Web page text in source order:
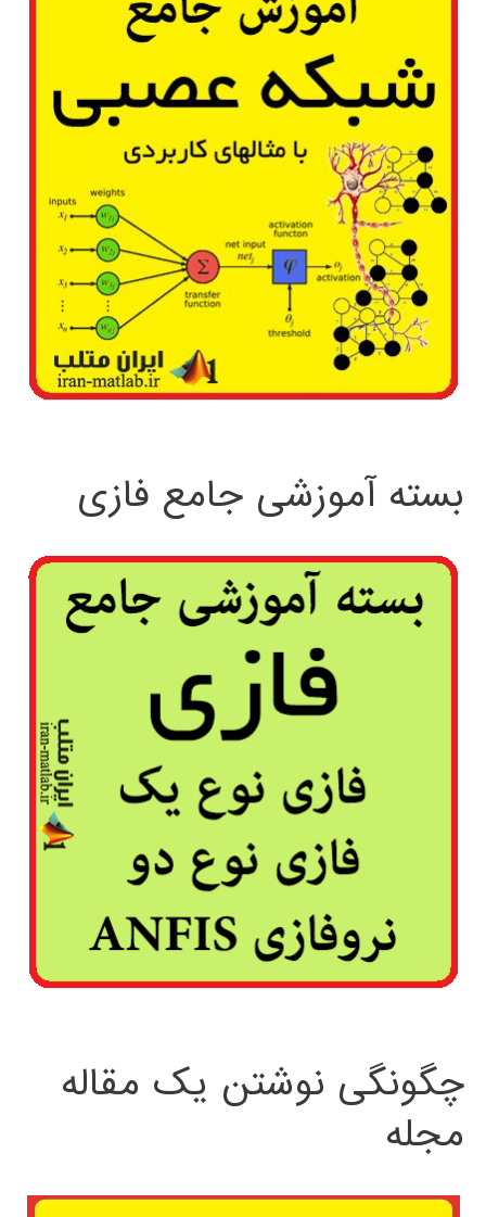
بسته آموزشی جامع فازی
چگونگی نوشتن یک مقاله
مجله